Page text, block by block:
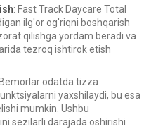
: Fast Track Daycare Total
ilg'or og'riqni boshqarish
qilishga yordam beradi va
tezroq ishtirok etish
odatda tizza
yaxshilaydi, bu esa
mumkin. Ushbu
sezilarli darajada oshirishi